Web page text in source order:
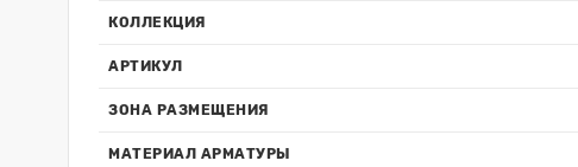
КОЛЛЕКЦИЯ
АРТИКУЛ
ЗОНА РАЗМЕЩЕНИЯ
МАТЕРИАЛ АРМАТУРЫ